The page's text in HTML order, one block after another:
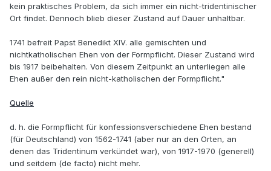
kein praktisches Problem, da sich immer ein nicht-tridentinischer
Ort findet. Dennoch blieb dieser Zustand auf Dauer unhaltbar.
1741 befreit Papst Benedikt XIV. alle gemischten und
nichtkatholischen Ehen von der Formpflicht. Dieser Zustand wird
bis 1917 beibehalten. Von diesem Zeitpunkt an unterliegen alle
Ehen außer den rein nicht-katholischen der Formpflicht."
Quelle
d. h. die Formpflicht für konfessionsverschiedene Ehen bestand
(für Deutschland) von 1562-1741 (aber nur an den Orten, an
denen das Tridentinum verkündet war), von 1917-1970 (generell)
und seitdem (de facto) nicht mehr.